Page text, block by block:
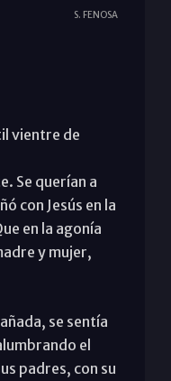
S. FENOSA
vientre de
Se querían a
con Jesús en la
en la agonía
y mujer,
se sentía
el
padres, con su